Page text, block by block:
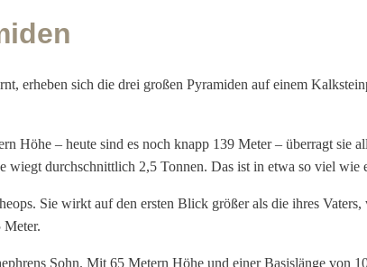
erheben sich die drei großen Pyramiden auf einem
Höhe – heute sind es noch knapp 139 Meter – überragt sie
durchschnittlich 2,5 Tonnen. Das ist in etwa so viel wie
Sie wirkt auf den ersten Blick größer als die ihres
Meter.
Sohn. Mit 65 Metern Höhe und einer Basislänge von